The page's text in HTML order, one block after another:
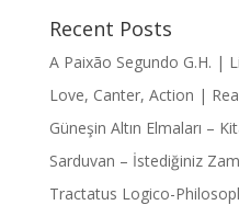
Recent Posts
A Paixão Segundo G.H. |
Love, Canter, Action |
Güneşin Altın Elmaları –
Sarduvan – İstediğiniz
Tractatus Logico-